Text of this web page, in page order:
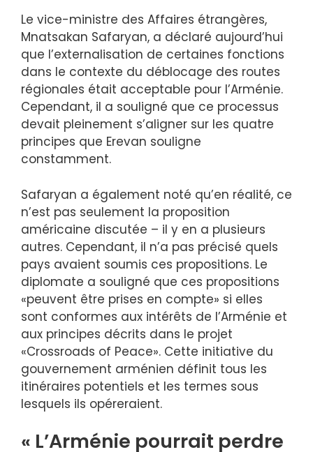
Le vice-ministre des Affaires étrangères,
Mnatsakan Safaryan, a déclaré aujourd’hui
que l’externalisation de certaines fonctions
dans le contexte du déblocage des routes
régionales était acceptable pour l’Arménie.
Cependant, il a souligné que ce processus
devait pleinement s’aligner sur les quatre
principes que Erevan souligne
constamment.
Safaryan a également noté qu’en réalité, ce
n’est pas seulement la proposition
américaine discutée – il y en a plusieurs
autres. Cependant, il n’a pas précisé quels
pays avaient soumis ces propositions. Le
diplomate a souligné que ces propositions
«peuvent être prises en compte» si elles
sont conformes aux intérêts de l’Arménie et
aux principes décrits dans le projet
«Crossroads of Peace». Cette initiative du
gouvernement arménien définit tous les
itinéraires potentiels et les termes sous
lesquels ils opéreraient.
« L’Arménie pourrait perdre